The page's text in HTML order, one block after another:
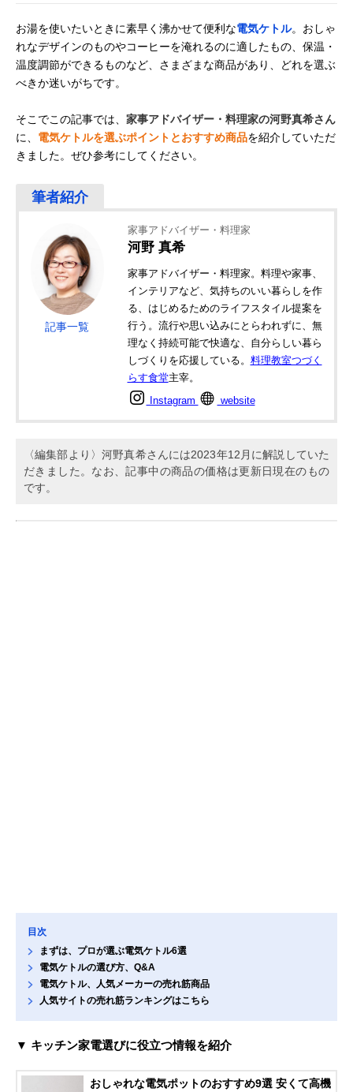
お湯を使いたいときに素早く沸かせて便利な電気ケトル。おしゃ
れなデザインのものやコーヒーを淹れるのに適したもの、保温・
温度調節ができるものなど、さまざまな商品があり、どれを選ぶ
べきか迷いがちです。
そこでこの記事では、 家事アドバイザー・料理家の河野真希さん
に、 電気ケトルを選ぶポイントとおすすめ商品を紹介していただ
きました。ぜひ参考にしてください。
記事一覧
家事アドバイザー・料理家
河野 真希
家事アドバイザー・料理家。料理や家事、
インテリアなど、気持ちのいい暮らしを作
る、はじめるためのライフスタイル提案を
行う。流行や思い込みにとらわれずに、無
理なく持続可能で快適な、自分らしい暮ら
しづくりを応援している。 料理教室つづく
らす食堂主宰。
Instagram website
〈編集部より〉河野真希さんには2023年12月に解説していた
だきました。なお、記事中の商品の価格は更新日現在のもの
です。
目次
まずは、プロが選ぶ電気ケトル6選
電気ケトルの選び方、Q&A
電気ケトル、人気メーカーの売れ筋商品
人気サイトの売れ筋ランキングはこちら
▼ キッチン家電選びに役立つ情報を紹介
おしゃれな電気ポットのおすすめ9選 安くて高機